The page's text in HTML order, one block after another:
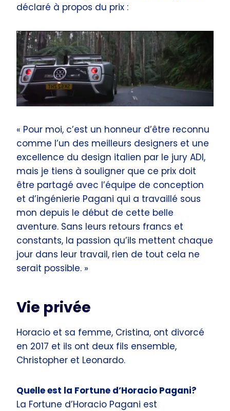
déclaré à propos du prix :
« Pour moi, c’est un honneur d’être reconnu
comme l’un des meilleurs designers et une
excellence du design italien par le jury ADI,
mais je tiens à souligner que ce prix doit
être partagé avec l’équipe de conception
et d’ingénierie Pagani qui a travaillé sous
mon depuis le début de cette belle
aventure. Sans leurs retours francs et
constants, la passion qu’ils mettent chaque
jour dans leur travail, rien de tout cela ne
serait possible. »
Vie privée
Horacio et sa femme, Cristina, ont divorcé
en 2017 et ils ont deux fils ensemble,
Christopher et Leonardo.
Quelle est la Fortune d’Horacio Pagani?
La Fortune d’Horacio Pagani est